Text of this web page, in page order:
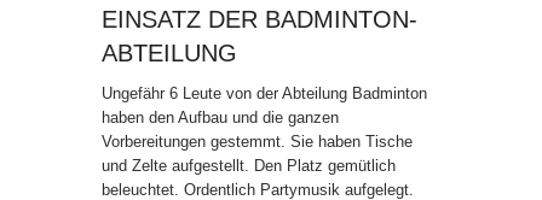
EINSATZ DER BADMINTON-
ABTEILUNG
Ungefähr 6 Leute von der Abteilung Badminton
haben den Aufbau und die ganzen
Vorbereitungen gestemmt. Sie haben Tische
und Zelte aufgestellt. Den Platz gemütlich
beleuchtet. Ordentlich Partymusik aufgelegt.